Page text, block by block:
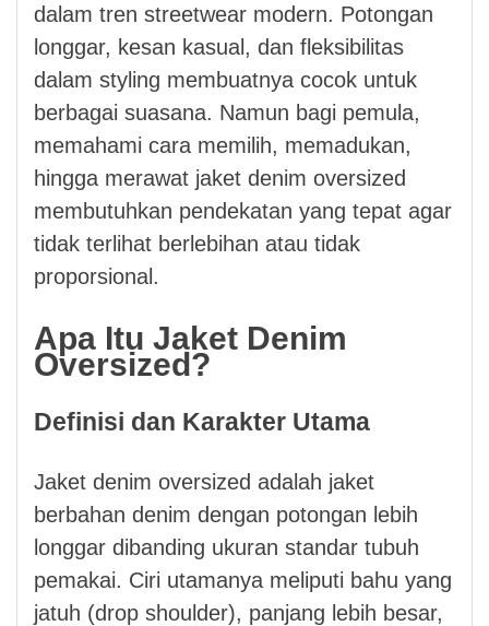
dalam tren streetwear modern. Potongan
longgar, kesan kasual, dan fleksibilitas
dalam styling membuatnya cocok untuk
berbagai suasana. Namun bagi pemula,
memahami cara memilih, memadukan,
hingga merawat jaket denim oversized
membutuhkan pendekatan yang tepat agar
tidak terlihat berlebihan atau tidak
proporsional.
Apa Itu Jaket Denim
Oversized?
Definisi dan Karakter Utama
Jaket denim oversized adalah jaket
berbahan denim dengan potongan lebih
longgar dibanding ukuran standar tubuh
pemakai. Ciri utamanya meliputi bahu yang
jatuh (drop shoulder), panjang lebih besar,